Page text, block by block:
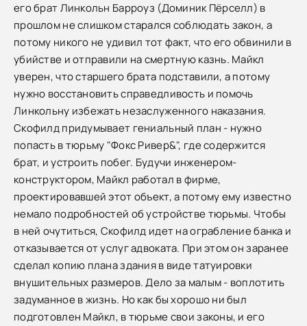
его брат Линкольн Барроуз (Доминик Пёрселл) в
прошлом не слишком старался соблюдать закон, а
потому никого не удивил тот факт, что его обвинили в
убийстве и отправили на смертную казнь. Майкл
уверен, что старшего брата подставили, а потому
нужно восстановить справедливость и помочь
Линкольну избежать незаслуженного наказания.
Скофилд придумывает гениальный план - нужно
попасть в тюрьму "Фокс Ривер&", где содержится
брат, и устроить побег. Будучи инженером-
конструктором, Майкл работал в фирме,
проектировавшей этот объект, а потому ему известно
немало подробностей об устройстве тюрьмы. Чтобы
в ней очутиться, Скофилд идет на ограбление банка и
отказывается от услуг адвоката. При этом он заранее
сделал копию плана здания в виде татуировки
внушительных размеров. Дело за малым - воплотить
задуманное в жизнь. Но как бы хорошо ни был
подготовлен Майкл, в тюрьме свои законы, и его